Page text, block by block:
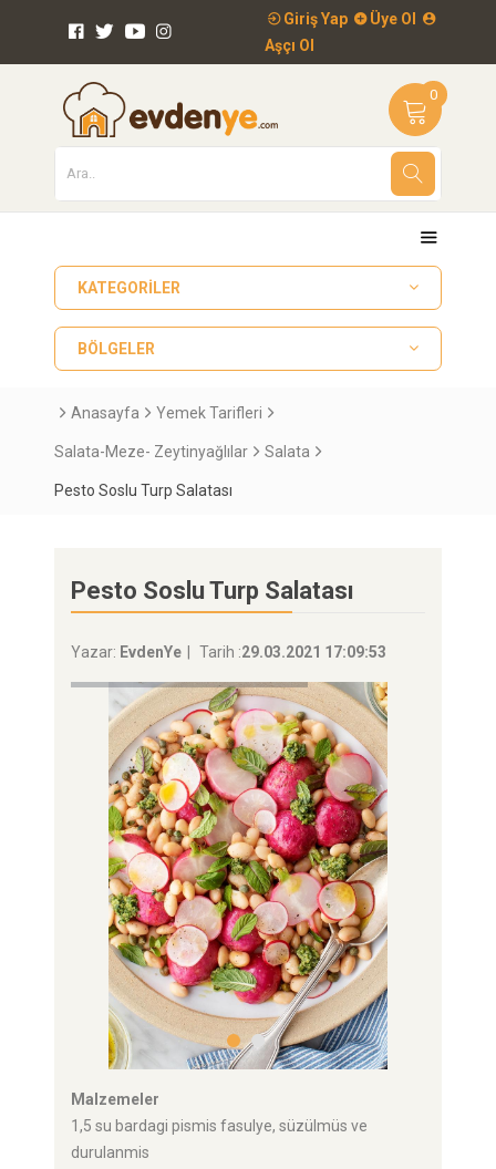
Giriş Yap
Üye Ol
Aşçı Ol
0
KATEGORILER
BÖLGELER
Anasayfa Yemek Tarifleri
Salata-Meze- Zeytinyağlılar Salata
Pesto Soslu Turp Salatası
Pesto Soslu Turp Salatası
Yazar: EvdenYe Tarih :29.03.2021 17:09:53
Malzemeler
1,5 su bardagi pismis fasulye, süzülmüs ve
durulanmis